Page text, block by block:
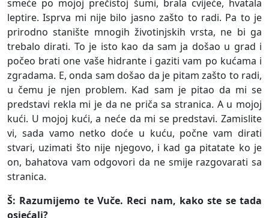
smeće po mojoj prečistoj šumi, brala cvijeće, hvatala
leptire. Isprva mi nije bilo jasno zašto to radi. Pa to je
prirodno stanište mnogih životinjskih vrsta, ne bi ga
trebalo dirati. To je isto kao da sam ja došao u grad i
počeo brati one vaše hidrante i gaziti vam po kućama i
zgradama. E, onda sam došao da je pitam zašto to radi,
u čemu je njen problem. Kad sam je pitao da mi se
predstavi rekla mi je da ne priča sa stranica. A u mojoj
kući. U mojoj kući, a neće da mi se predstavi. Zamislite
vi, sada vamo netko doće u kuću, počne vam dirati
stvari, uzimati što nije njegovo, i kad ga pitatate ko je
on, bahatova vam odgovori da ne smije razgovarati sa
stranica.
Š: Razumijemo te Vuče. Reci nam, kako ste se tada
osjećali?